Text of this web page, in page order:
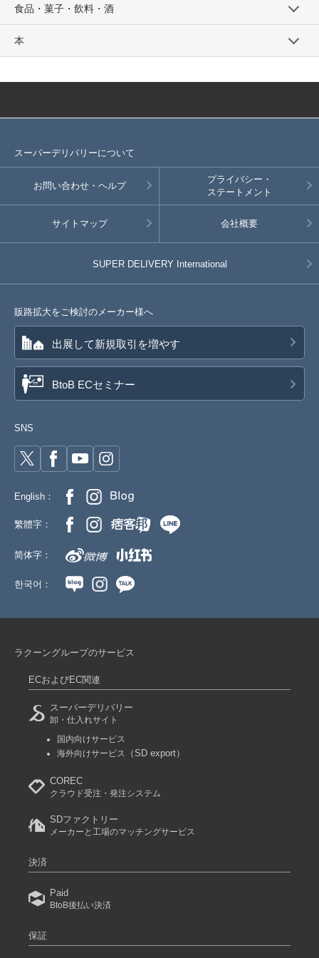
食品・菓子・飲料・酒
本
スーパーデリバリーについて
お問い合わせ・ヘルプ
プライバシー・
ステートメント
サイトマップ 会社概要
SUPER DELIVERY International
販路拡大をご検討のメーカー様へ
出展して新規取引を増やす
BtoB ECセミナー
SNS
English：
繁體字：
简体字：
한국어：
ラクーングループのサービス
ECおよびEC関連
スーパーデリバリー
卸・仕入れサイト
国内向けサービス
海外向けサービス
（SD export）
COREC
クラウド受注・発注システム
SDファクトリー
メーカーと工場のマッチングサービス
決済
Paid
BtoB後払い決済
保証